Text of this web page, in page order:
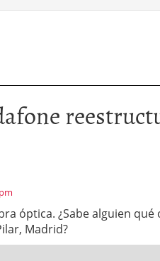
óptica. ¿Sabe alguien
Madrid?